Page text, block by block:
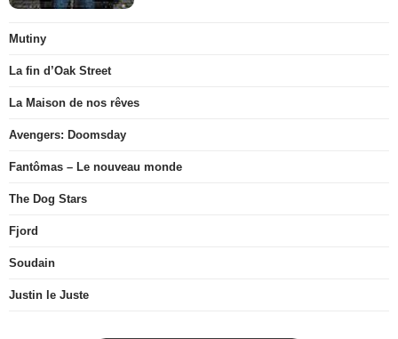
Mutiny
La fin d’Oak Street
La Maison de nos rêves
Avengers: Doomsday
Fantômas – Le nouveau monde
The Dog Stars
Fjord
Soudain
Justin le Juste